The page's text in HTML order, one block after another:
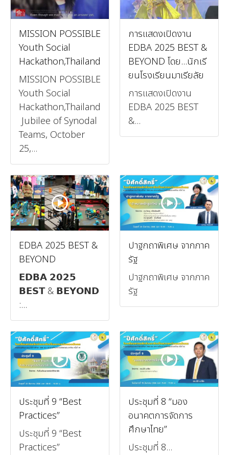
MISSION POSSIBLE
Youth Social
Hackathon,Thailand
MISSION POSSIBLE
Youth Social
Hackathon,Thailand
Jubilee of Synodal
Teams, October
25,...
การแสดงเปิดงาน
EDBA 2025 BEST &
BEYOND โดย...นักเรี
ยนโรงเรียนมาเรียลัย
การแสดงเปิดงาน
EDBA 2025 BEST
&...
EDBA 2025 BEST &
BEYOND
𝗘𝗗𝗕𝗔 𝟮𝟬𝟮𝟱
𝗕𝗘𝗦𝗧 & 𝗕𝗘𝗬𝗢𝗡𝗗
:...
ปาฐกถาพิเศษ จากภาค
รัฐ
ปาฐกถาพิเศษ จากภาค
รัฐ
ประชุมที่ 9 “Best
Practices”
ประชุมที่ 9 “Best
Practices”
ประชุมที่ 8 “มอง
อนาคตการจัดการ
ศึกษาไทย”
ประชุมที่ 8...